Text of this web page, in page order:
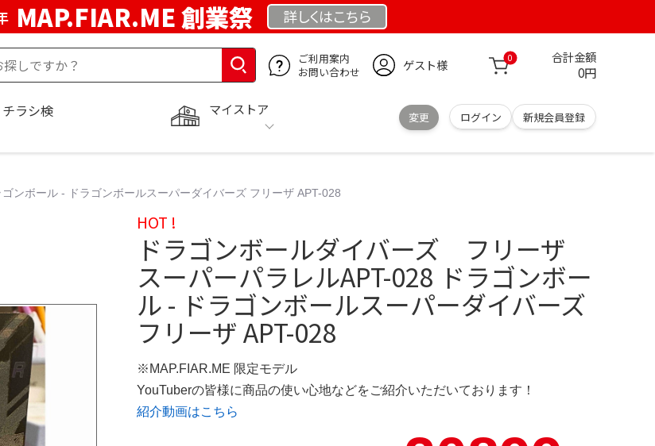
MAP.FIAR.ME 創業祭 詳しくはこちら
ご利用案内
お問い合わせ
ゲスト様 0 合計金額
0円
マイストア
変更 ログイン 新規会員登録
ラシ検
ボール - ドラゴンボールスーパーダイバーズ フリーザ APT-028
HOT !
ドラゴンボールダイバーズ フリーザ
スーパーパラレルAPT-028 ドラゴンボー
ル - ドラゴンボールスーパーダイバーズ
フリーザ APT-028
※MAP.FIAR.ME 限定モデル
YouTuberの皆様に商品の使い心地などをご紹介いただいております！
紹介動画はこちら